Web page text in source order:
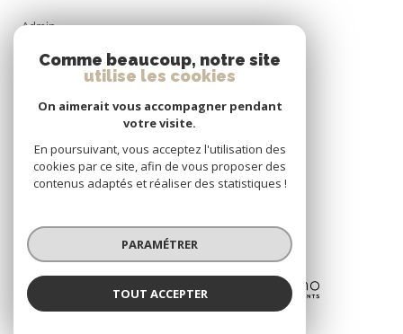
Admin
Nos honoraires
Cookies
© 2026 | Tous droits réservés
Réalisé par
Comme beaucoup, notre site
utilise les cookies
On aimerait vous accompagner pendant
votre visite.
En poursuivant, vous acceptez l'utilisation des
cookies par ce site, afin de vous proposer des
contenus adaptés et réaliser des statistiques !
PARAMÉTRER
TOUT ACCEPTER